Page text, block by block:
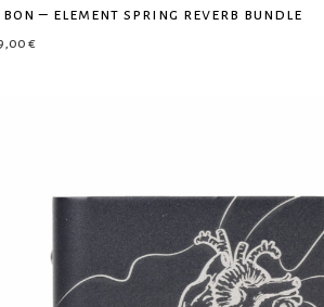
bon – element spring reverb bundle
€